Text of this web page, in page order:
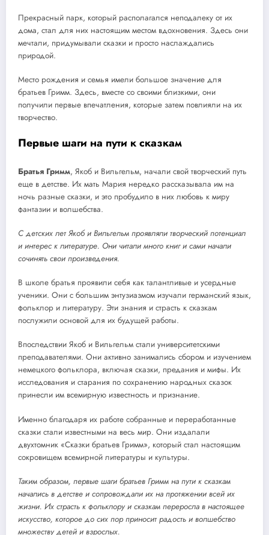
Прекрасный парк, который располагался неподалеку от их
дома, стал для них настоящим местом вдохновения. Здесь они
мечтали, придумывали сказки и просто наслаждались
природой.
Место рождения и семья имели большое значение для
братьев Гримм. Здесь, вместе со своими близкими, они
получили первые впечатления, которые затем повлияли на их
творчество.
Первые шаги на пути к сказкам
Братья Гримм, Якоб и Вильгельм, начали свой творческий путь
еще в детстве. Их мать Мария нередко рассказывала им на
ночь разные сказки, и это пробудило в них любовь к миру
фантазии и волшебства.
С детских лет Якоб и Вильгельм проявляли творческий потенциал
и интерес к литературе. Они читали много книг и сами начали
сочинять свои произведения.
В школе братья проявили себя как талантливые и усердные
ученики. Они с большим энтузиазмом изучали германский язык,
фольклор и литературу. Эти знания и страсть к сказкам
послужили основой для их будущей работы.
Впоследствии Якоб и Вильгельм стали университетскими
преподавателями. Они активно занимались сбором и изучением
немецкого фольклора, включая сказки, предания и мифы. Их
исследования и старания по сохранению народных сказок
принесли им всемирную известность и признание.
Именно благодаря их работе собранные и переработанные
сказки стали известными на весь мир. Они издалали
двухтомник «Сказки братьев Гримм», который стал настоящим
сокровищем всемирной литературы и культуры.
Таким образом, первые шаги братьев Гримм на пути к сказкам
начались в детстве и сопровождали их на протяжении всей их
жизни. Их страсть к фольклору и сказкам переросла в настоящее
искусство, которое до сих пор приносит радость и волшебство
множеству детей и взрослых.